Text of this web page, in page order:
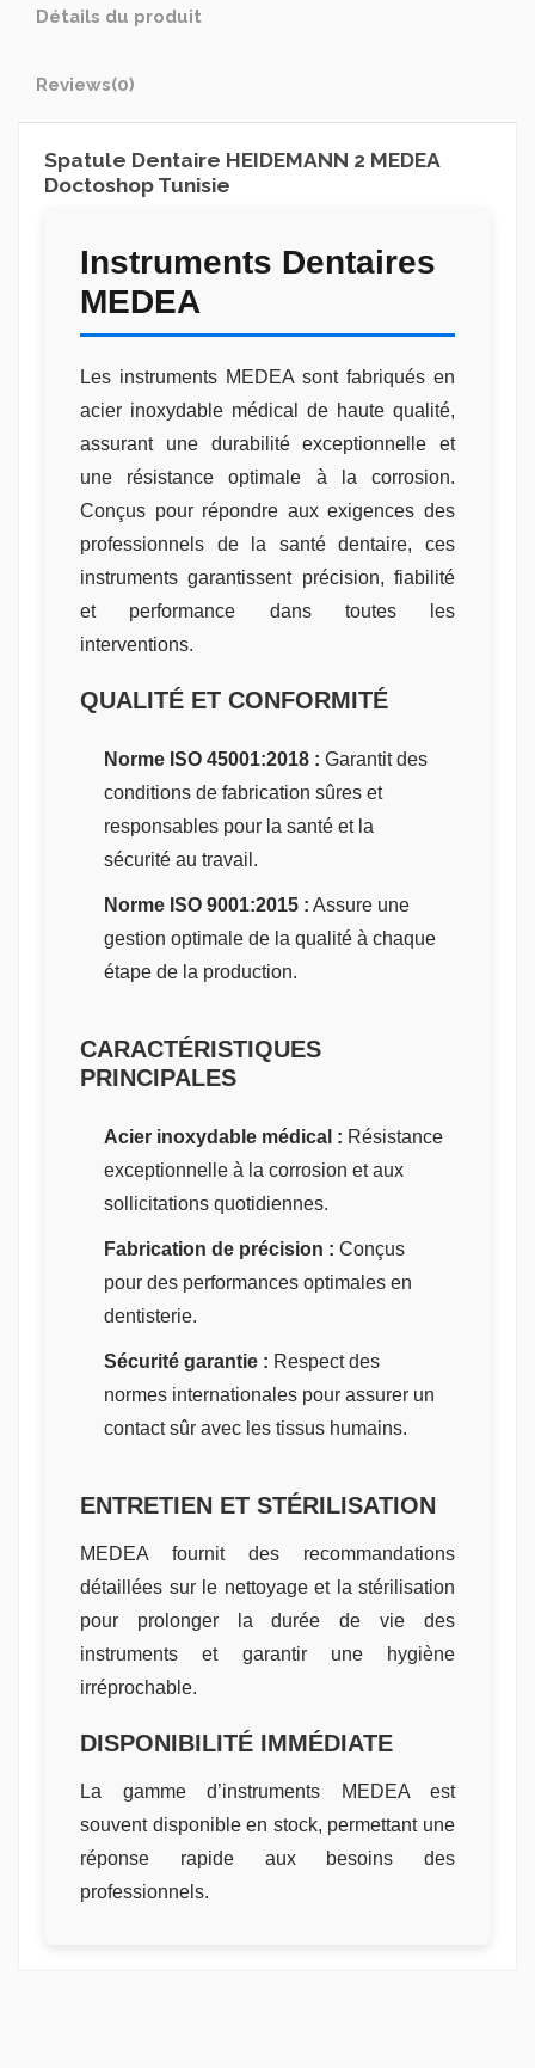
Détails du produit
Reviews(0)
Spatule Dentaire HEIDEMANN 2 MEDEA
Doctoshop Tunisie
Instruments Dentaires
MEDEA
Les instruments MEDEA sont fabriqués en
acier inoxydable médical de haute qualité,
assurant une durabilité exceptionnelle et
une résistance optimale à la corrosion.
Conçus pour répondre aux exigences des
professionnels de la santé dentaire, ces
instruments garantissent précision, fiabilité
et performance dans toutes les
interventions.
QUALITÉ ET CONFORMITÉ
Norme ISO 45001:2018 : Garantit des
conditions de fabrication sûres et
responsables pour la santé et la
sécurité au travail.
Norme ISO 9001:2015 : Assure une
gestion optimale de la qualité à chaque
étape de la production.
CARACTÉRISTIQUES
PRINCIPALES
Acier inoxydable médical : Résistance
exceptionnelle à la corrosion et aux
sollicitations quotidiennes.
Fabrication de précision : Conçus
pour des performances optimales en
dentisterie.
Sécurité garantie : Respect des
normes internationales pour assurer un
contact sûr avec les tissus humains.
ENTRETIEN ET STÉRILISATION
MEDEA fournit des recommandations
détaillées sur le nettoyage et la stérilisation
pour prolonger la durée de vie des
instruments et garantir une hygiène
irréprochable.
DISPONIBILITÉ IMMÉDIATE
La gamme d’instruments MEDEA est
souvent disponible en stock, permettant une
réponse rapide aux besoins des
professionnels.